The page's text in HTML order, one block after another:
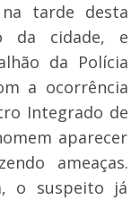
tarde desta
da cidade, e
da Polícia
a ocorrência
Integrado de
aparecer
ameaças.
o suspeito já